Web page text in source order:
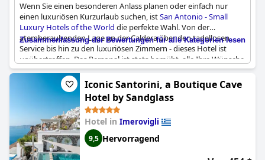
Wenn Sie einen besonderen Anlass planen oder einfach nur
einen luxuriösen Kurzurlaub suchen, istSan Antonio - Small
Luxury Hotels of the World die perfekte Wahl. Von der
atemberaubenden Lage an der Caldera über den tadellosen
Service bis hin zu den luxuriösen Zimmern - dieses Hotel ist
unübertroffen. Das Personal ist stets bemüht, alle Ihre Wünsche
zu erfüllen, damit Sie sich von Anfang bis Ende wohl und
verwöhnt fühlen. Besonders hervorzuheben ist der Infinity-
Pool, der auch nach dem Auschecken noch einen
atemberaubenden Blick bietet. Alles an diesem Hotel ist einfach
perfekt, und viele Gäste sind der Meinung, dass es mit
Leichtigkeit eine 5-Sterne-Plus-Bewertung verdient hätte. Ganz
gleich, ob Sie einen romantischen Kurzurlaub oder eine
dringend benötigte Pause genießen möchten, San Antonio wird
Sie nicht enttäuschen. Das Ristorante di Livello ist ebenfalls ein
Zusammenfassung der Bewertungen für alle Kategorien lesen
Iconic Santorini, a Boutique Cave
Hotel by Sandglass
Hotel in Imerovigli
9,5 Hervorragend